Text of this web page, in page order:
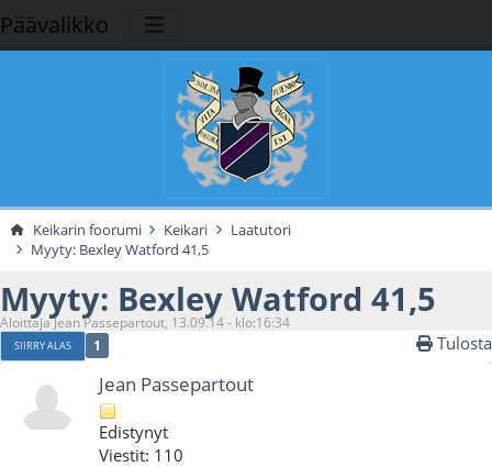
Päävalikko
Keikarin foorumi Keikari
Laatutori
Myyty: Bexley Watford 41,5
Myyty: Bexley Watford 41,5
Aloittaja Jean Passepartout, 13.09.14 - klo:16:34
SIIRRY ALAS 1 Tulosta
Jean Passepartout
Edistynyt
Viestit: 110